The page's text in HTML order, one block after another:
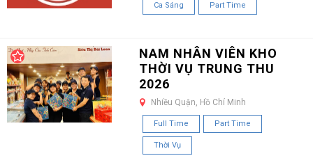
Ca Sáng Part Time
NAM NHÂN VIÊN KHO
THỜI VỤ TRUNG THU
2026
Nhiều Quận, Hồ Chí Minh
Full Time Part Time
Thời Vụ